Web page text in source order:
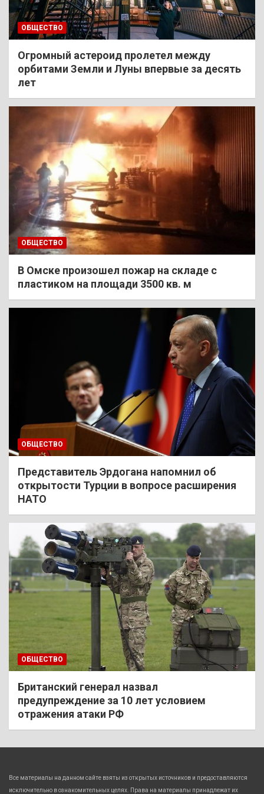
ОБЩЕСТВО
Огромный астероид пролетел между
орбитами Земли и Луны впервые за десять
лет
ОБЩЕСТВО
В Омске произошел пожар на складе с
пластиком на площади 3500 кв. м
ОБЩЕСТВО
Представитель Эрдогана напомнил об
открытости Турции в вопросе расширения
НАТО
ОБЩЕСТВО
Британский генерал назвал
предупреждение за 10 лет условием
отражения атаки РФ
Все материалы на данном сайте взяты из открытых источников и предоставляются
исключительно в ознакомительных целях. Права на материалы принадлежат их